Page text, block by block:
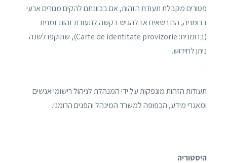
פטורים מקבלת תעודת הזהות, אם בכוונתם להקים מגורים ארעי
ברומניה, הם רשאים אז להגיש בקשה לתעודת זהות זמנית
(ברומנית: Carte de identitate provizorie), שתוקפו לשנה
ניתן לחידוש.
.
תעודות הזהות מונפקות על ידי המנהלת לניהול רישומי אנשים
ומאגרי מידע, הכפופה למשרד המינהל והפנים הרומני.
היסטוריה